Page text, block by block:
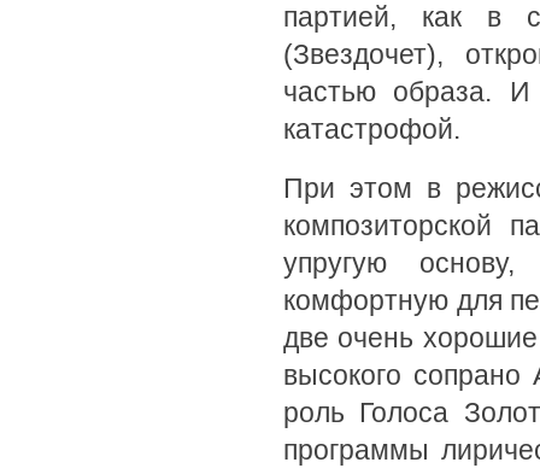
партией, как в
(Звездочет),
частью образа.
катастрофой.
При этом в
композиторской
упругую
комфортную для
две очень
высокого сопрано
роль Голоса
программы